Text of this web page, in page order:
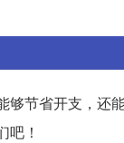
节省开支，还
吧！